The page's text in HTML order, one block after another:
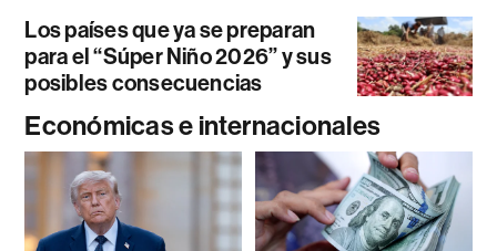
Los países que ya se preparan
para el “Súper Niño 2026” y sus
posibles consecuencias
Económicas e internacionales